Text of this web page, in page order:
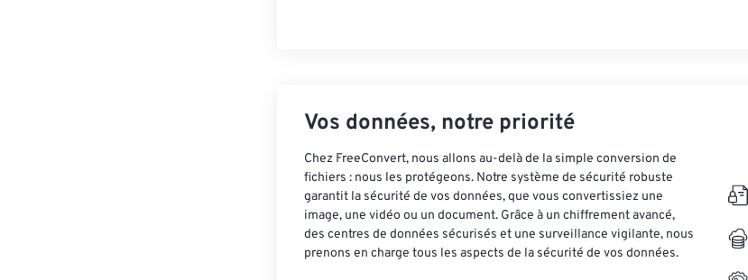
Vos données, notre priorité
Chez FreeConvert, nous allons au-delà de la simple conversion de
fichiers : nous les protégeons. Notre système de sécurité robuste
garantit la sécurité de vos données, que vous convertissiez une
image, une vidéo ou un document. Grâce à un chiffrement avancé,
des centres de données sécurisés et une surveillance vigilante, nous
prenons en charge tous les aspects de la sécurité de vos données.